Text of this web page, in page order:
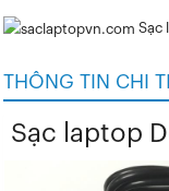
Sạc
THÔNG TIN CHI
Sạc laptop